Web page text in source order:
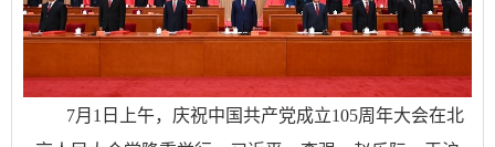
7月1日上午，庆祝中国共产党成立105周年大会在北